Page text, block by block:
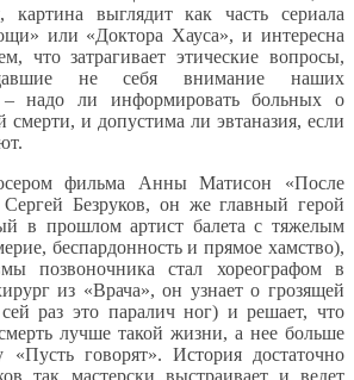
картина выглядит как часть сериала
или «Доктора Хауса», и интересна
что затрагивает этические вопросы,
не себя внимание наших
– надо ли информировать больных о
смерти, и допустима ли эвтаназия, если
фильма Анны Матисон «После
Безруков, он же главный герой
в прошлом артист балета с тяжелым
беспардонность и прямое хамство),
позвоночника стал хореографом в
из «Врача», он узнает о грозящей
раз это паралич ног) и решает, что
лучше такой жизни, а нее больше
«Пусть говорят». История достаточно
так мастерски выстраивает и ведет